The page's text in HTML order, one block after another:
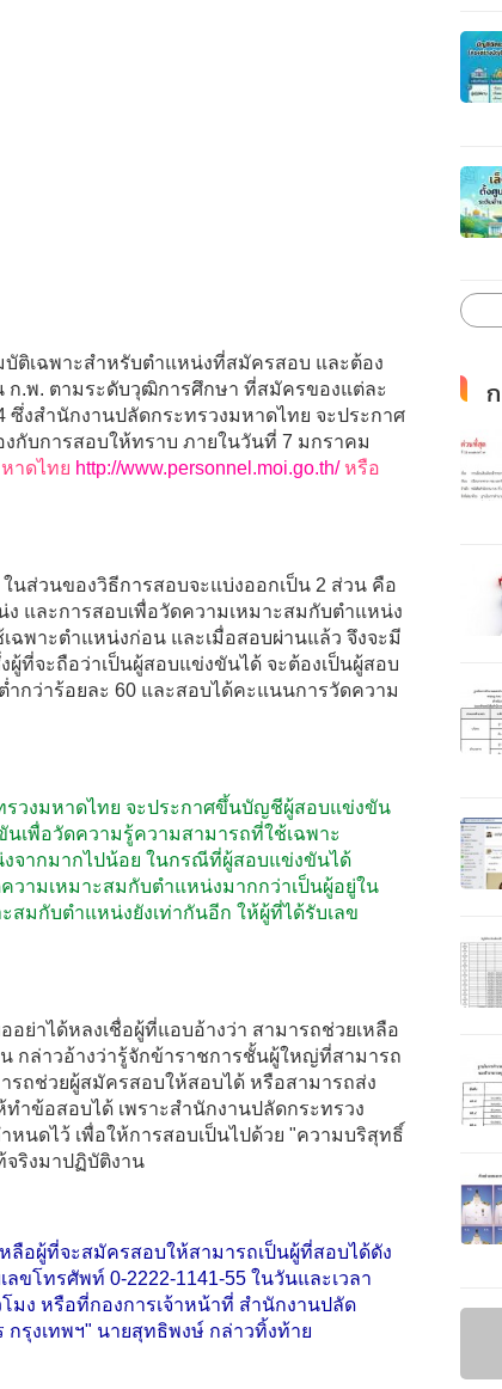
เฉพาะสำหรับตำแหน่งที่สมัครสอบ และต้อง
ก.พ. ตามระดับวุฒิการศึกษา ที่สมัครของแต่ละ
งสำนักงานปลัดกระทรวงมหาดไทย จะประกาศ
กับการสอบให้ทราบ ภายในวันที่ 7 มกราคม
าดไทย http://www.personnel.moi.go.th/หรือ
ในส่วนของวิธีการสอบจะแบ่งออกเป็น 2 ส่วน คือ
และการสอบเพื่อวัดความเหมาะสมกับตำแหน่ง
พาะตำแหน่งก่อน และเมื่อสอบผ่านแล้ว จึงจะมี
ที่จะถือว่าเป็นผู้สอบแข่งขันได้ จะต้องเป็นผู้สอบ
กว่าร้อยละ 60 และสอบได้คะแนนการวัดความ
รวงมหาดไทย จะประกาศขึ้นบัญชีผู้สอบแข่งขัน
เพื่อวัดความรู้ความสามารถที่ใช้เฉพาะ
จากมากไปน้อย ในกรณีที่ผู้สอบแข่งขันได้
ามเหมาะสมกับตำแหน่งมากกว่าเป็นผู้อยู่ใน
มกับตำแหน่งยังเท่ากันอีก ให้ผู้ที่ได้รับเลข
อย่าได้หลงเชื่อผู้ที่แอบอ้างว่า สามารถช่วยเหลือ
กล่าวอ้างว่ารู้จักข้าราชการชั้นผู้ใหญ่ที่สามารถ
ถช่วยผู้สมัครสอบให้สอบได้ หรือสามารถส่ง
ข้อสอบได้ เพราะสำนักงานปลัดกระทรวง
นดไว้ เพื่อให้การสอบเป็นไปด้วย "ความบริสุทธิ์
ริงมาปฏิบัติงาน
อผู้ที่จะสมัครสอบให้สามารถเป็นผู้ที่สอบได้ดัง
ขโทรศัพท์ 0-2222-1141-55 ในวันและเวลา
มง หรือที่กองการเจ้าหน้าที่ สำนักงานปลัด
รุงเทพฯ" นายสุทธิพงษ์ กล่าวทิ้งท้าย